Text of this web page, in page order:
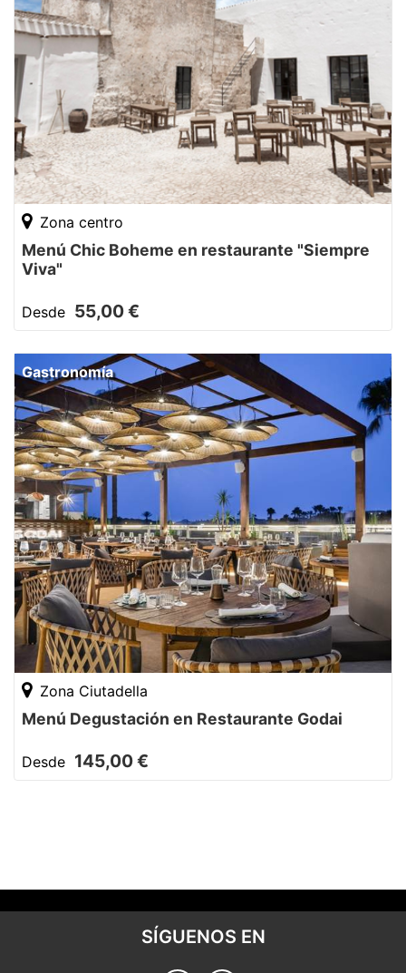
Zona centro
Menú Chic Boheme en restaurante "Siempre
Viva"
Desde 55,00 €
Gastronomía
Zona Ciutadella
Menú Degustación en Restaurante Godai
Desde 145,00 €
SÍGUENOS EN